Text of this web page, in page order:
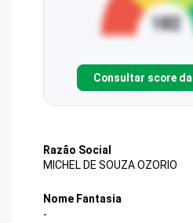
Consultar score da
Razão Social
MICHEL DE SOUZA OZORIO
Nome Fantasia
-